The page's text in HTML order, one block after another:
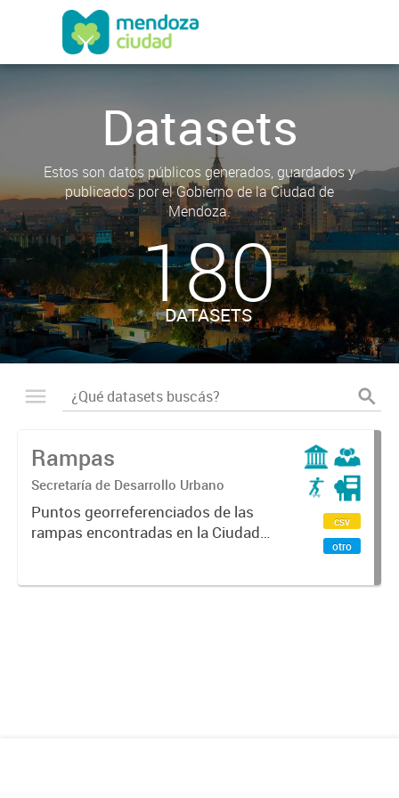
Datasets
Estos son datos públicos generados, guardados y
publicados por el Gobierno de la Ciudad de
Mendoza.
180
DATASETS
Rampas
Secretaría de Desarrollo Urbano
Puntos georreferenciados de las
rampas encontradas en la Ciudad
csv
otro